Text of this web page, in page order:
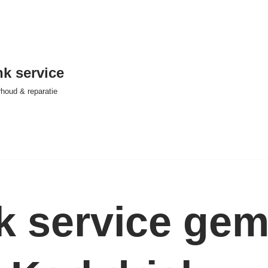
service
& reparatie
service